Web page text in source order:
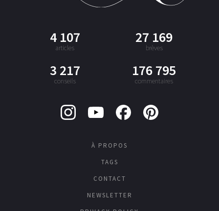
4 107
articles
27 169
brèves
3 217
conseils
176 795
commentaires
À PROPOS
TAGS
CONTACT
NEWSLETTER